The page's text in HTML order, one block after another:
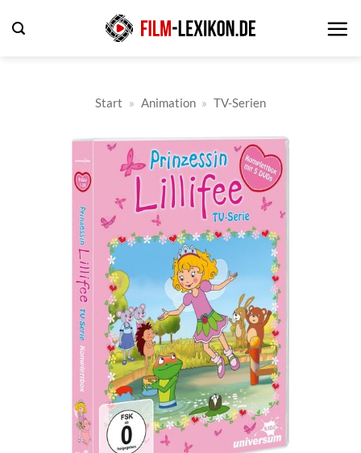
Inhalt
Start » Animation » TV-Serien